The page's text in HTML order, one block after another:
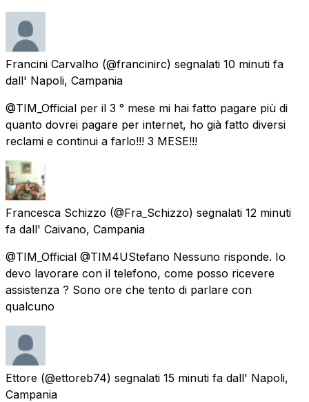
Francini Carvalho (@francinirc) segnalati 10 minuti fa
dall' Napoli, Campania
@TIM_Official per il 3 ° mese mi hai fatto pagare più di
quanto dovrei pagare per internet, ho già fatto diversi
reclami e continui a farlo!!! 3 MESE!!!
Francesca Schizzo (@Fra_Schizzo) segnalati 12 minuti
fa dall' Caivano, Campania
@TIM_Official @TIM4UStefano Nessuno risponde. Io
devo lavorare con il telefono, come posso ricevere
assistenza ? Sono ore che tento di parlare con
qualcuno
Ettore (@ettoreb74) segnalati 15 minuti fa dall' Napoli,
Campania